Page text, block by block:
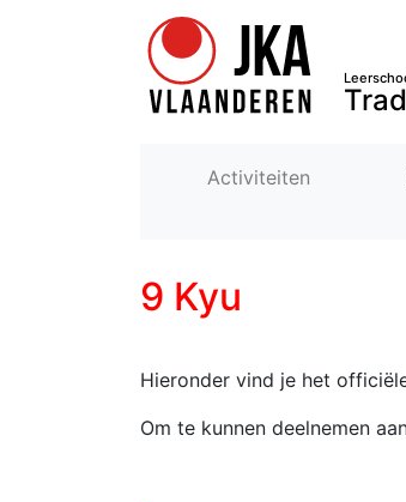
Activiteiten
9 Kyu
Hieronder vind je het
Om te kunnen deelnemen